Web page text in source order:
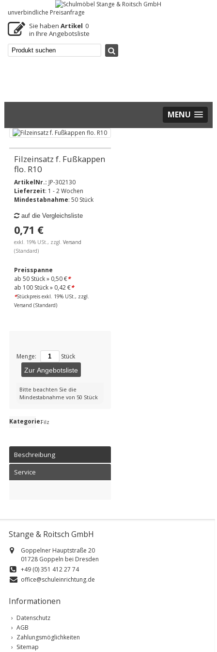
unverbindliche Preisanfrage
Sie haben 0
Artikel
in Ihre Angebotsliste
MENU
Filzeinsatz f. Fußkappen
flo. R10
ArtikelNr.: JP-302130
Lieferzeit: 1 - 2 Wochen
Mindestabnahme: 50 Stück
auf die Vergleichsliste
0,71 €
exkl. 19% USt., zzgl. Versand
(Standard)
Preisspanne
ab 50 Stück » 0,50 €*
ab 100 Stück » 0,42 €*
*Stückpreis exkl. 19% USt., zzgl.
Versand (Standard)
Menge: Stück
Zur Angebotsliste
Bitte beachten Sie die
Mindestabnahme von 50 Stück
Kategorie:Filz
Beschreibung
Service
Stange & Roitsch GmbH
Goppelner Hauptstraße 20
01728 Goppeln bei Dresden
+49 (0) 351 412 27 74
office@schuleinrichtung.de
Informationen
Datenschutz
AGB
Zahlungsmöglichkeiten
Sitemap